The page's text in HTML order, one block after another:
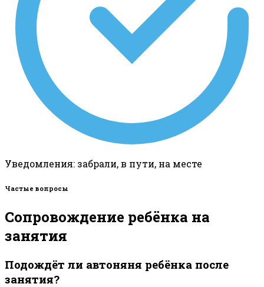
Уведомления: забрали, в пути, на месте
Частые вопросы
Сопровождение ребёнка на
занятия
Подождёт ли автоняня ребёнка после
занятия?